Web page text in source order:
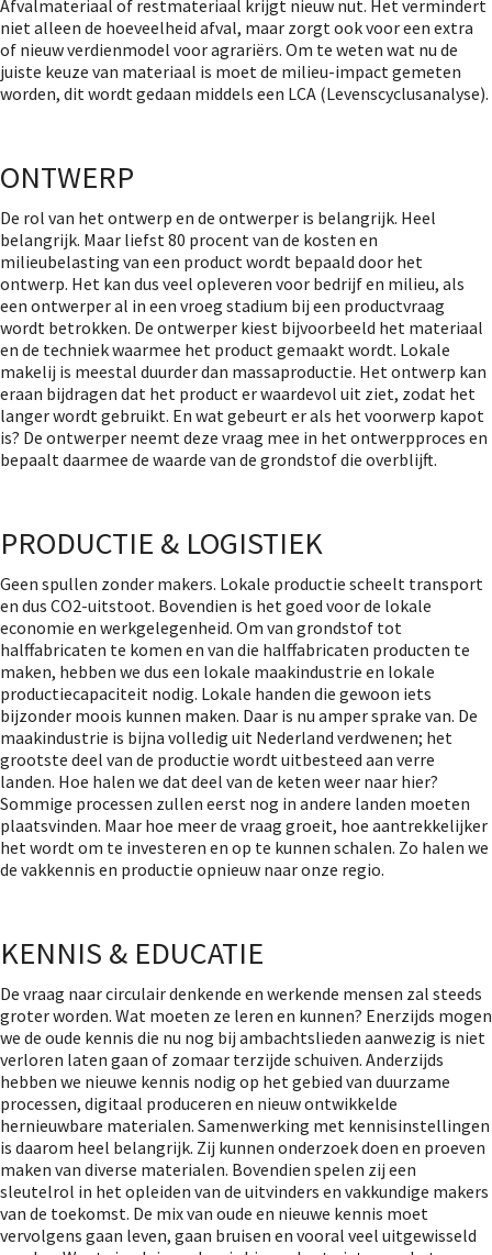
Afvalmateriaal of restmateriaal krijgt nieuw nut. Het vermindert
niet alleen de hoeveelheid afval, maar zorgt ook voor een extra
of nieuw verdienmodel voor agrariërs. Om te weten wat nu de
juiste keuze van materiaal is moet de milieu-impact gemeten
worden, dit wordt gedaan middels een LCA (Levenscyclusanalyse).
ONTWERP
De rol van het ontwerp en de ontwerper is belangrijk. Heel
belangrijk. Maar liefst 80 procent van de kosten en
milieubelasting van een product wordt bepaald door het
ontwerp. Het kan dus veel opleveren voor bedrijf en milieu, als
een ontwerper al in een vroeg stadium bij een productvraag
wordt betrokken. De ontwerper kiest bijvoorbeeld het materiaal
en de techniek waarmee het product gemaakt wordt. Lokale
makelij is meestal duurder dan massaproductie. Het ontwerp kan
eraan bijdragen dat het product er waardevol uit ziet, zodat het
langer wordt gebruikt. En wat gebeurt er als het voorwerp kapot
is? De ontwerper neemt deze vraag mee in het ontwerpproces en
bepaalt daarmee de waarde van de grondstof die overblijft.
PRODUCTIE & LOGISTIEK
Geen spullen zonder makers. Lokale productie scheelt transport
en dus CO2-uitstoot. Bovendien is het goed voor de lokale
economie en werkgelegenheid. Om van grondstof tot
halffabricaten te komen en van die halffabricaten producten te
maken, hebben we dus een lokale maakindustrie en lokale
productiecapaciteit nodig. Lokale handen die gewoon iets
bijzonder moois kunnen maken. Daar is nu amper sprake van. De
maakindustrie is bijna volledig uit Nederland verdwenen; het
grootste deel van de productie wordt uitbesteed aan verre
landen. Hoe halen we dat deel van de keten weer naar hier?
Sommige processen zullen eerst nog in andere landen moeten
plaatsvinden. Maar hoe meer de vraag groeit, hoe aantrekkelijker
het wordt om te investeren en op te kunnen schalen. Zo halen we
de vakkennis en productie opnieuw naar onze regio.
KENNIS & EDUCATIE
De vraag naar circulair denkende en werkende mensen zal steeds
groter worden. Wat moeten ze leren en kunnen? Enerzijds mogen
we de oude kennis die nu nog bij ambachtslieden aanwezig is niet
verloren laten gaan of zomaar terzijde schuiven. Anderzijds
hebben we nieuwe kennis nodig op het gebied van duurzame
processen, digitaal produceren en nieuw ontwikkelde
hernieuwbare materialen. Samenwerking met kennisinstellingen
is daarom heel belangrijk. Zij kunnen onderzoek doen en proeven
maken van diverse materialen. Bovendien spelen zij een
sleutelrol in het opleiden van de uitvinders en vakkundige makers
van de toekomst. De mix van oude en nieuwe kennis moet
vervolgens gaan leven, gaan bruisen en vooral veel uitgewisseld